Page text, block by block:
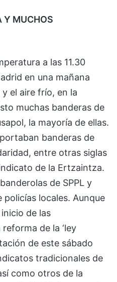
Y MUCHOS
a las 11.30
en una mañana
el aire frío, en la
muchas banderas de
la mayoría de ellas.
banderas de
entre otras siglas
de la Ertzaintza.
de SPPL y
locales. Aunque
de las
de la ‘ley
de este sábado
tradicionales de
como otros de la